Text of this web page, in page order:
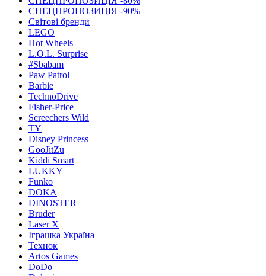
СПЕЦПРОПОЗИЦІЯ -90%
Світові бренди
LEGO
Hot Wheels
L.O.L. Surprise
#Sbabam
Paw Patrol
Barbie
TechnoDrive
Fisher-Price
Screechers Wild
TY
Disney Princess
GooJitZu
Kiddi Smart
LUKKY
Funko
DOKA
DINOSTER
Bruder
Laser X
Іграшка Україна
Технок
Artos Games
DoDo